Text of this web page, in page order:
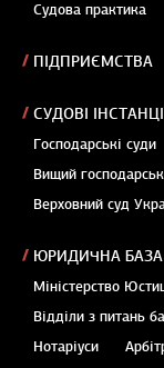
Судова практика
ПІДПРИЄМСТВА
СУДОВІ
Господарські суди
Вищий
Верховний суд
ЮРИДИЧНА БАЗА
Міністерство
Відділи з питань
Нотаріуси